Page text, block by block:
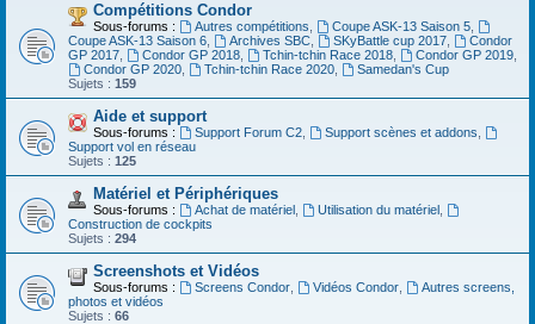
Compétitions Condor
Sous-forums : Autres compétitions Coupe ASK-13 Saison 5,
Coupe ASK-13 Saison 6
Archives SBC, SKyBattle cup 2017,
Condor
GP 2017
Condor GP 2018, Tchin-tchin Race 2018, Condor GP 2019,
Condor GP 2020, Tchin-tchin Race 2020,
Samedan's Cup
Sujets : 159
Aide et support
Sous-forums : Support Forum C2, Support scènes et addons
Support vol en réseau
Sujets : 125
Matériel et Périphériques
Sous-forums : Achat de matériel, Utilisation du matériel,
Construction de cockpits
Sujets : 294
Screenshots et Vidéos
Sous-forums : Screens Condor, Vidéos Condor,
Autres screens,
photos et vidéos
Sujets : 66